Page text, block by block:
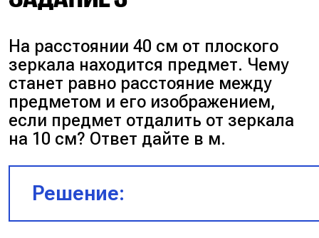
Изначально расстояние между
и изображением было равно 2x.
На расстоянии 40 см от плоского
зеркала находится предмет. Чему
станет равно расстояние между
предметом и его изображением,
если предмет отдалить от зеркала
на 10 см? Ответ дайте в м.
Решение: